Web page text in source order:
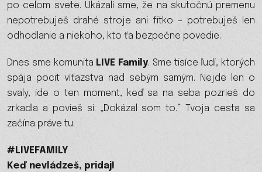
po celom svete. Ukázali sme, že na skutočnú premenu
nepotrebuješ drahé stroje ani fitko – potrebuješ len
odhodlanie a niekoho, kto ťa bezpečne povedie.
Dnes sme komunita LIVE Family. Sme tisíce ľudí, ktorých
spája pocit víťazstva nad sebým samým. Nejde len o
svaly, ide o ten moment, keď sa na seba pozrieš do
zrkadla a povieš si: „Dokázal som to.“ Tvoja cesta sa
začína práve tu.
#LIVEFAMILY
Keď nevládzeš, pridaj!